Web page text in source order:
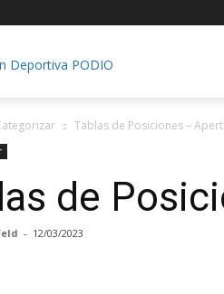
Deportiva
PODIO
Tablas de Posiciones –
de
- 12/03/2023